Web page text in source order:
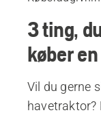
3 ting,
køber
Vil du gerne
havetraktor?